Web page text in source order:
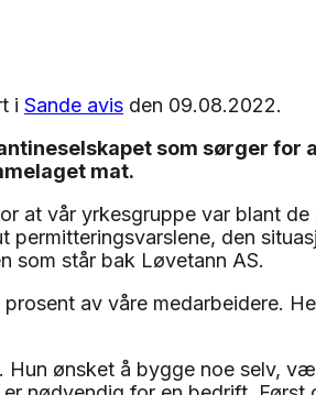
i Sande avis den 09.08.2022.
som sørger for
mat.
at vår yrkesgruppe var blant de
permitteringsvarslene, den
som står bak Løvetann AS.
av våre medarbeidere.
Hun ønsket å bygge noe selv,